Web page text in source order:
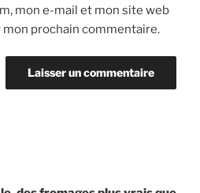
mon e-mail et mon site web
prochain commentaire.